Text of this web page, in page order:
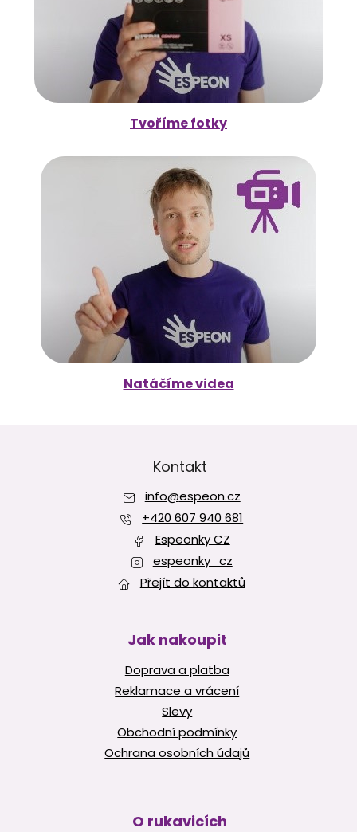
Tvoříme fotky
Natáčíme videa
Kontakt
info@espeon.cz
+420 607 940 681
Espeonky CZ
espeonky_cz
Přejít do kontaktů
Jak nakoupit
Doprava a platba
Reklamace a vrácení
Slevy
Obchodní podmínky
Ochrana osobních údajů
O rukavicích